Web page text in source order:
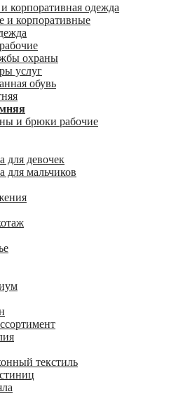
корпоративная одежда
и корпоративные
охраны
услуг
обувь
и брюки рабочие
для девочек
для мальчиков
текстиль